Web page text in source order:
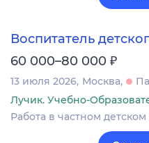
Воспитатель
60 000–80 000 ₽
13 июля 2026 Москва
Лучик. Учебно-
Работа в частном